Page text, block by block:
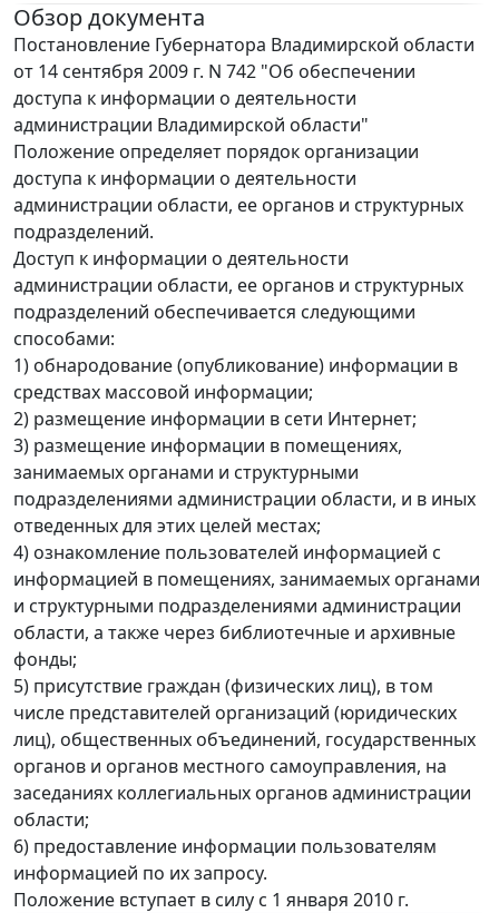
Обзор документа
Постановление Губернатора Владимирской области
от 14 сентября 2009 г. N 742 "Об обеспечении
доступа к информации о деятельности
администрации Владимирской области"
Положение определяет порядок организации
доступа к информации о деятельности
администрации области, ее органов и структурных
подразделений.
Доступ к информации о деятельности
администрации области, ее органов и структурных
подразделений обеспечивается следующими
способами:
1) обнародование (опубликование) информации в
средствах массовой информации;
2) размещение информации в сети Интернет;
3) размещение информации в помещениях,
занимаемых органами и структурными
подразделениями администрации области, и в иных
отведенных для этих целей местах;
4) ознакомление пользователей информацией с
информацией в помещениях, занимаемых органами
и структурными подразделениями администрации
области, а также через библиотечные и архивные
фонды;
5) присутствие граждан (физических лиц), в том
числе представителей организаций (юридических
лиц), общественных объединений, государственных
органов и органов местного самоуправления, на
заседаниях коллегиальных органов администрации
области;
6) предоставление информации пользователям
информацией по их запросу.
Положение вступает в силу с 1 января 2010 г.